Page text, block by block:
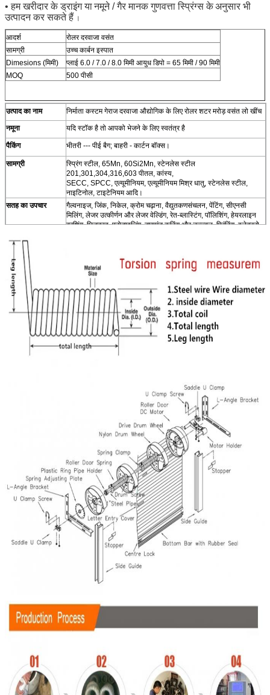
• हम खरीदार के ड्राइंग यानमूने / गैर मानक गुणवत्ता स्प्रिंग्स केअनुसार भी
उत्पादन कर सकते हैं ।
आदर्श
रोलर दरवाजा वसंत
सामग्री
उच्च कार्बन इस्पात
Dimesions (मिमी)
प्लाई 6.0 / 7.0 / 8.0 मिमी आयुध डिपो = 65 मिमी / 90 मिमी
MOQ
500 पीसी
उत्पाद का नाम
निर्माता कस्टम गेराज दरवाजा औद्योगिक के लिए रोलर शटर मरोड़ वसंत लो खींच
नमूना
यदि स्टॉक है तो आपको भेजने के लिए स्वतंत्र है
पैकिंग भीतरी --- पीई बैग; बाहरी - कार्टन बॉक्स।
सामग्री
स्प्रिंग स्टील, 65Mn, 60Si2Mn, स्टेनलेस स्टील
201,301,304,316,603 पीतल, कांस्य,
SECC, SPCC, एल्यूमीनियम, एल्यूमीनियम मिश्र धातु, स्टेनलेस स्टील,
नाइटिनोल, टाइटेनियम आदि।
सतह का उपचार
गैल्वनाइज, जिंक, निकेल, क्रोम चढ़ाना, वैद्युतकणसंचलन, पेंटिंग, सीएनसी
मिलिंग, लेजर उत्कीर्णन और लेजर वेल्डिंग, रेत-ब्लास्टिंग, पॉलिशिंग, हेयरलाइन
ब्रशिंग, छिड़काव, एनोडाइजिंग, डायमंड कटिंग और उज्ज्वल, प्रिंटिंग, इलेक्ट्रो-
प्रयोग
एक उपकरण, पुलिक उपकरण, आदि
गुणवत्ता नियंत्रण
ROHS और एसजीएस के लिए Acoording, ISO9001 द्वारा संचालित:
2008
euipments
लेजर कटिंग मशीन / सीएनसी बाल काटना मशीन / फ्लैट बेड स्पॉट-वेल्डर / डाई
ग्राइंडर / स्टील प्रोसेसिंग मशीन / डबल सर्वो बुर्ज-प्रकार पंच प्रेस / बैंडिंग मशीन
/ स्टील प्रोसेसिंग मशीन / आदि।
परीक्षण सूची
समन्वय मापने की मशीन ,, तकनीकी प्रोजेक्टर, नमक स्प्रे परीक्षक, HTHH